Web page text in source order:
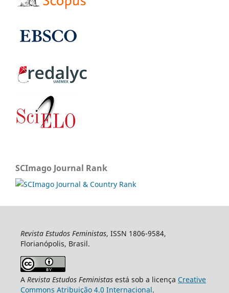
SCImago Journal Rank
Revista Estudos Feministas, ISSN 1806-9584,
Florianópolis, Brasil.
A Revista Estudos Feministasestá sob a licença Creative
Commons Atribuição 4.0 Internacional.